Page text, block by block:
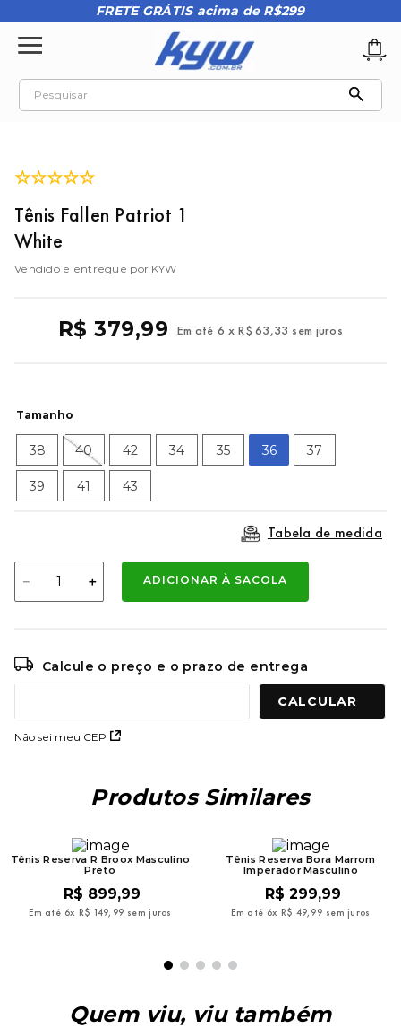
FRETE GRÁTIS acima de R$299
Pesquisar
☆☆☆☆☆
Tênis Fallen Patriot 1
White
Vendido e entregue por KYW
R$ 379,99 Em até 6 x R$ 63,33 sem juros
Tamanho
38 40 42 34 35 36 37
39 41 43
Tabela de medida
＋
－ ADICIONAR À SACOLA
Calcule o preço e o prazo de entrega
Não sei meu CEP
Produtos Similares
Tênis Reserva R Broox Masculino
Preto
R$ 899,99
Em até 6x R$ 149, 99 sem juros
Tênis Reserva Bora Marrom
Imperador Masculino
R$ 299,99
Em até 6x R$ 49, 99 sem juros
Quem viu, viu também
3º teeth bomber 3
9º mochila oakley
moletom